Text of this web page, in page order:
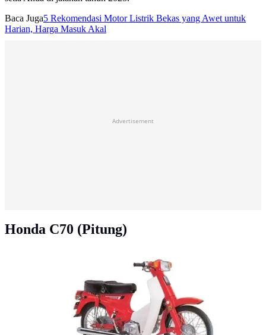
Baca Juga5 Rekomendasi Motor Listrik Bekas yang Awet untuk
Harian, Harga Masuk Akal
Advertisement
Honda C70 (Pitung)